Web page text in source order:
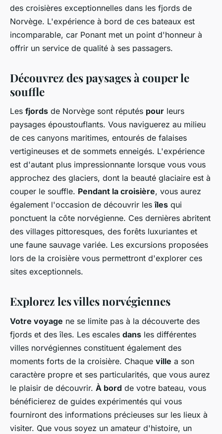
des croisières exceptionnelles dans les fjords de
Norvège. L'expérience à bord de ces bateaux est
incomparable, car Ponant met un point d'honneur à
offrir un service de qualité à ses passagers.
Découvrez des paysages à couper le
souffle
Les fjords de Norvège sont réputés pour leurs
paysages époustouflants. Vous naviguerez au milieu
de ces canyons maritimes, entourés de falaises
vertigineuses et de sommets enneigés. L'expérience
est d'autant plus impressionnante lorsque vous vous
approchez des glaciers, dont la beauté glaciaire est à
couper le souffle. Pendant la croisière, vous aurez
également l'occasion de découvrir lesîles qui
ponctuent la côte norvégienne. Ces dernières abritent
des villages pittoresques, des forêts luxuriantes et
une faune sauvage variée. Les excursions proposées
lors de la croisière vous permettront d'explorer ces
sites exceptionnels.
Explorez les villes norvégiennes
Votre voyage ne se limite pas à la découverte des
fjords et des îles. Les escales dans les différentes
villes norvégiennes constituent également des
moments forts de la croisière. Chaque ville a son
caractère propre et ses particularités, que vous aurez
le plaisir de découvrir. À bord de votre bateau, vous
bénéficierez de guides expérimentés qui vous
fourniront des informations précieuses sur les lieux à
visiter. Que vous soyez un amateur d'histoire, un